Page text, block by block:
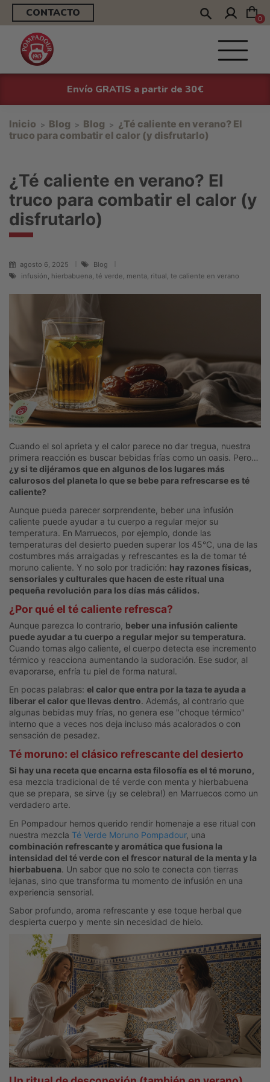
CONTACTO 0
Envío GRATIS a partir de 30€
Inicio Blog Blog
¿Té caliente en verano? El
truco para combatir el calor (y disfrutarlo)
¿Té caliente en verano? El
truco para combatir el calor (y
disfrutarlo)
agosto 6, 2025
Blog
infusión, hierbabuena, té verde, menta, ritual, te caliente en verano
Cuando el sol aprieta y el calor parece no dar tregua, nuestra
primera reacción es buscar bebidas frías como un oasis. Pero…
¿y si te dijéramos que en algunos de los lugares más
calurosos del planeta lo que se bebe para refrescarse es té
caliente?
Aunque pueda parecer sorprendente, beber una infusión
caliente puede ayudar a tu cuerpo a regular mejor su
temperatura. En Marruecos, por ejemplo, donde las
temperaturas del desierto pueden superar los 45°C, una de las
costumbres más arraigadas y refrescantes es la de tomar té
moruno caliente. Y no solo por tradición: hay razones físicas,
sensoriales y culturales que hacen de este ritual una
pequeña revolución para los días más cálidos.
¿Por qué el té caliente refresca?
Aunque parezca lo contrario, beber una infusión caliente
puede ayudar a tu cuerpo a regular mejor su temperatura.
Cuando tomas algo caliente, el cuerpo detecta ese incremento
térmico y reacciona aumentando la sudoración. Ese sudor, al
evaporarse, enfría tu piel de forma natural.
En pocas palabras: el calor que entra por la taza te ayuda a
liberar el calor que llevas dentro. Además, al contrario que
algunas bebidas muy frías, no genera ese "choque térmico"
interno que a veces nos deja incluso más acalorados o con
sensación de pesadez.
Té moruno: el clásico refrescante del desierto
Si hay una receta que encarna esta filosofía es el té moruno,
esa mezcla tradicional de té verde con menta y hierbabuena
que se prepara, se sirve (¡y se celebra!) en Marruecos como un
verdadero arte.
En Pompadour hemos querido rendir homenaje a ese ritual con
nuestra mezcla Té Verde Moruno Pompadour, una
combinación refrescante y aromática que fusiona la
intensidad del té verde con el frescor natural de la menta y la
hierbabuena. Un sabor que no solo te conecta con tierras
lejanas, sino que transforma tu momento de infusión en una
experiencia sensorial.
Sabor profundo, aroma refrescante y ese toque herbal que
despierta cuerpo y mente sin necesidad de hielo.